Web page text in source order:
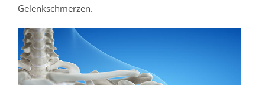
Gelenkschmerzen.